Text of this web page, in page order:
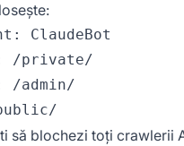
ClaudeBot
/private/
/admin/
să blochezi toți crawlerii